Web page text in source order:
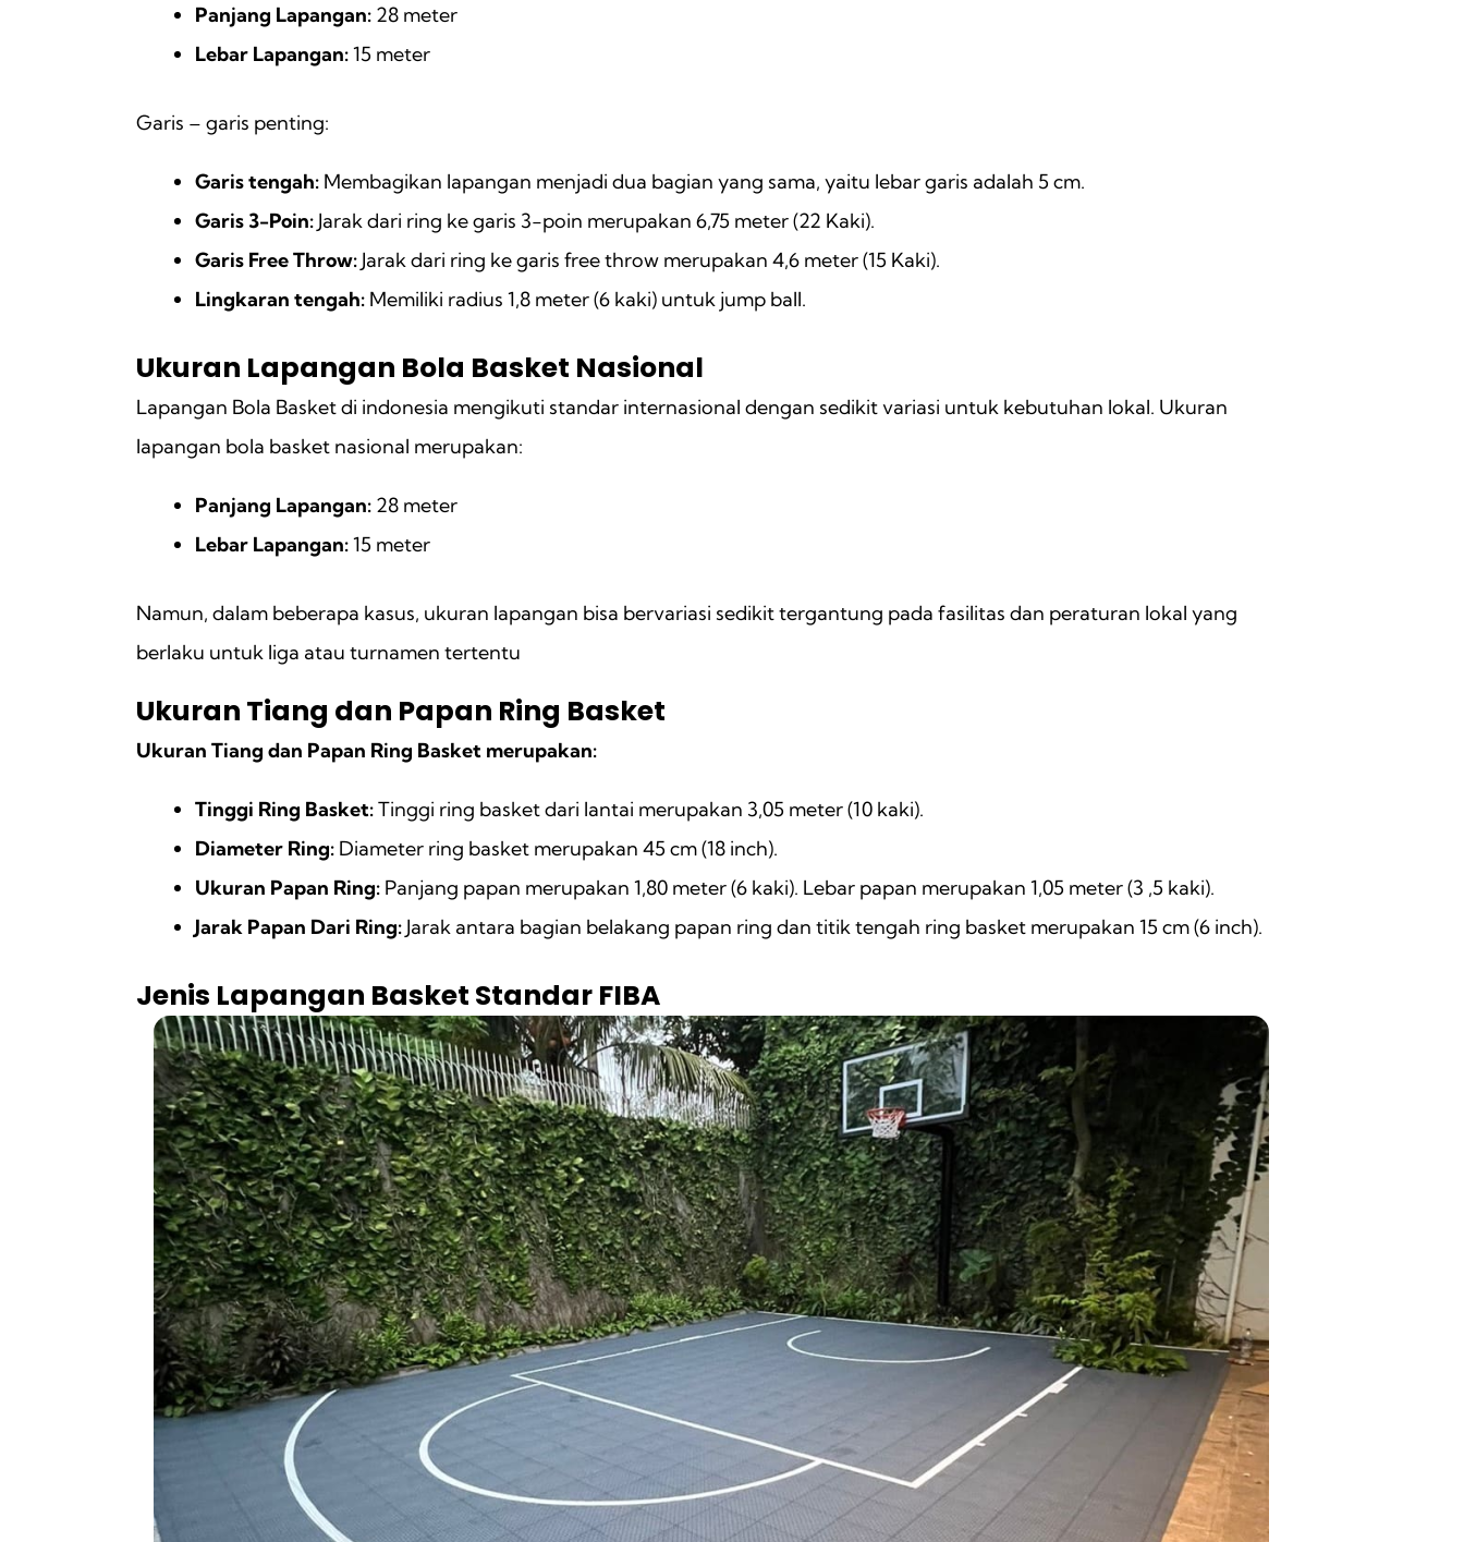
Panjang Lapangan: 28 meter
Lebar Lapangan:15 meter
Garis – garis penting:
Garis tengah: Membagikan lapangan menjadi dua bagian yang sama, yaitu lebar garis adalah 5 cm.
Garis 3-Poin: Jarak dari ring ke garis 3-poin merupakan 6,75 meter (22 Kaki).
Garis Free Throw: Jarak dari ring ke garis free throw merupakan 4,6 meter (15 Kaki).
Lingkaran tengah: Memiliki radius 1,8 meter (6 kaki) untuk jump ball.
Ukuran Lapangan Bola Basket Nasional
Lapangan Bola Basket di indonesia mengikuti standar internasional dengan sedikit variasi untuk kebutuhan lokal. Ukuran
lapangan bola basket nasional merupakan:
Panjang Lapangan: 28 meter
Lebar Lapangan:15 meter
Namun, dalam beberapa kasus, ukuran lapangan bisa bervariasi sedikit tergantung pada fasilitas dan peraturan lokal yang
berlaku untuk liga atau turnamen tertentu
Ukuran Tiang dan Papan Ring Basket
Ukuran Tiang dan Papan Ring Basket merupakan:
Tinggi Ring Basket:Tinggi ring basket dari lantai merupakan 3,05 meter (10 kaki).
Diameter Ring: Diameter ring basket merupakan 45 cm (18 inch).
Ukuran Papan Ring: Panjang papan merupakan 1,80 meter (6 kaki). Lebar papan merupakan 1,05 meter (3 ,5 kaki).
Jarak Papan Dari Ring: Jarak antara bagian belakang papan ring dan titik tengah ring basket merupakan 15 cm (6 inch).
Jenis Lapangan Basket Standar FIBA